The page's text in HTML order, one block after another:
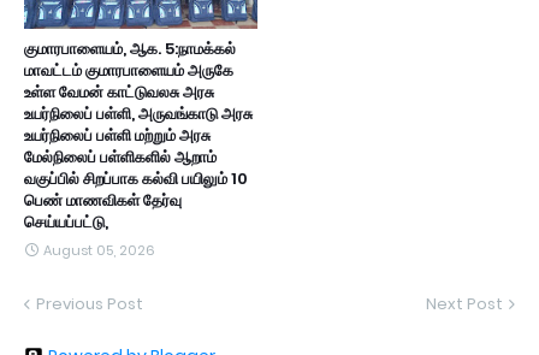
குமாரபாளையம், ஆக. 5:நாமக்கல்
மாவட்டம் குமாரபாளையம் அருகே
உள்ள வேமன் காட்டுவலசு அரசு
உயர்நிலைப் பள்ளி, அருவங்காடு அரசு
உயர்நிலைப் பள்ளி மற்றும் அரசு
மேல்நிலைப் பள்ளிகளில் ஆறாம்
வகுப்பில் சிறப்பாக கல்வி பயிலும் 10
பெண் மாணவிகள் தேர்வு
செய்யப்பட்டு,
August 05, 2026
Previous Post Next Post